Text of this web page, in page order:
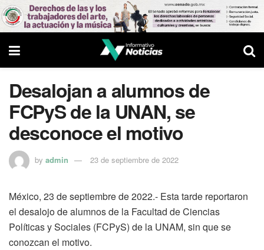
Desalojan a alumnos de
FCPyS de la UNAN, se
desconoce el motivo
by admin 23 de septiembre de 2022
México, 23 de septiembre de 2022.- Esta tarde reportaron
el desalojo de alumnos de la Facultad de Ciencias
Políticas y Sociales (FCPyS) de la UNAM, sin que se
conozcan el motivo.